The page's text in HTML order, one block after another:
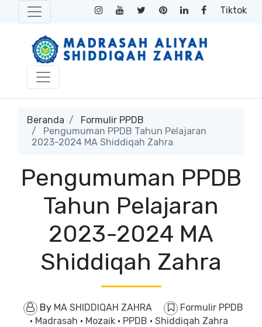
Tiktok
Beranda
Formulir PPDB
Pengumuman PPDB Tahun Pelajaran
2023-2024 MA Shiddiqah Zahra
Pengumuman PPDB
Tahun Pelajaran
2023-2024 MA
Shiddiqah Zahra
By MA SHIDDIQAH ZAHRA
Formulir PPDB
· Madrasah · Mozaik · PPDB · Shiddiqah Zahra